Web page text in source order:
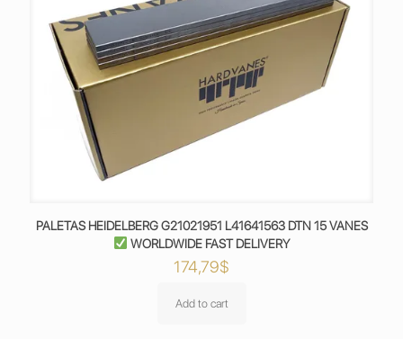
PALETAS HEIDELBERG G21021951 L41641563 DTN 15 VANES
WORLDWIDE FAST DELIVERY
174,79$
Add to cart